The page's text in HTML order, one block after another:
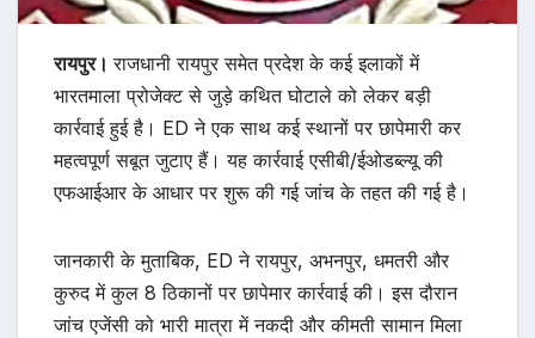
रायपुर।राजधानी रायपुर समेत प्रदेश के कई इलाकों में
भारतमाला प्रोजेक्ट से जुड़े कथित घोटाले को लेकर बड़ी
कार्रवाई हुई है। ED ने एक साथ कई स्थानों पर छापेमारी कर
महत्वपूर्ण सबूत जुटाए हैं। यह कार्रवाई एसीबी/ईओडब्ल्यू की
एफआईआर के आधार पर शुरू की गई जांच के तहत की गई है।
जानकारी के मुताबिक, ED ने रायपुर, अभनपुर, धमतरी और
कुरुद में कुल 8 ठिकानों पर छापेमार कार्रवाई की। इस दौरान
जांच एजेंसी को भारी मात्रा में नकदी और कीमती सामान मिला